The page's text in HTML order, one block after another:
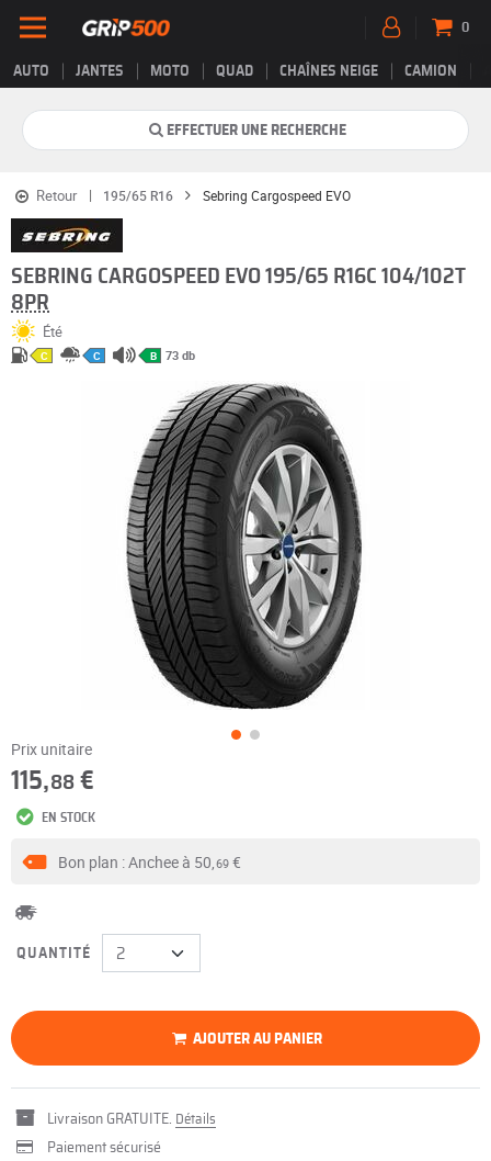
AUTO JANTES MOTO QUAD CHAÎNES NEIGE CAMION
0
EFFECTUER UNE RECHERCHE
Retour 195/65 R16 Sebring Cargospeed EVO
SEBRING CARGOSPEED EVO 195/65 R16C 104/102T
8PR
Été
C C B 73 db
Prix unitaire
115,88 €
EN STOCK
Bon plan : Anchee à 50,69€
QUANTITÉ
AJOUTER AU PANIER
Livraison GRATUITE. Détails
Paiement sécurisé